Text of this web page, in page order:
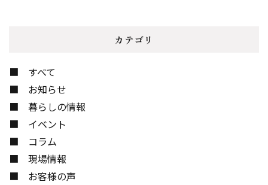
カテゴリ
すべて
お知らせ
暮らしの情報
イベント
コラム
現場情報
お客様の声